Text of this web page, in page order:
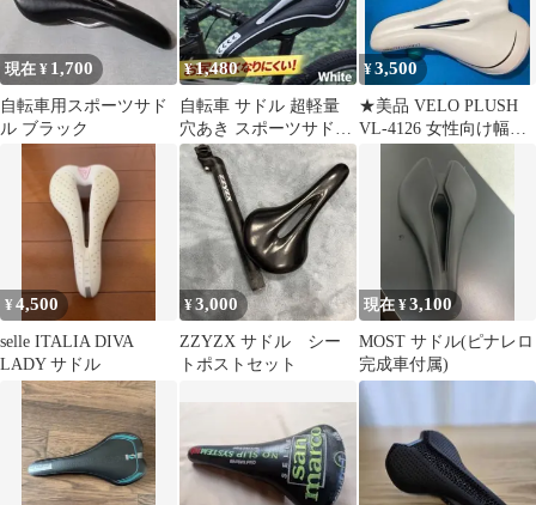
現在 ¥ 1,700
自転車用スポーツサド
ル ブラック
¥1,480
自転車 サドル 超軽量
穴あき スポーツサドル
ロードバイク ホワイト
¥3,500
★美品 VELO PLUSH
VL-4126 女性向け幅広
¥4,500
selle ITALIA DIVA
LADY サドル
¥3,000
ZZYZX サドル シー
トポストセット
現在 ¥3,100
MOST サドル(ピナレロ
完成車付属)